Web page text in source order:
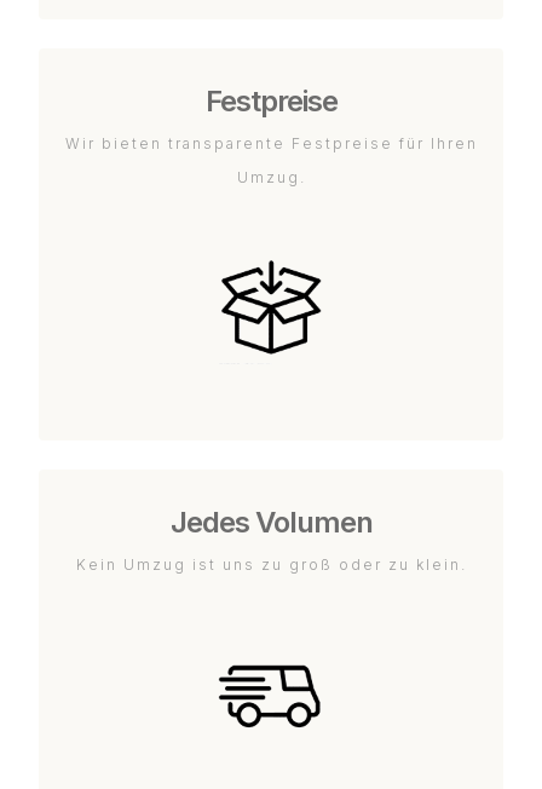
Festpreise
Wir bieten transparente Festpreise für Ihren
Umzug.
Jedes Volumen
Kein Umzug ist uns zu groß oder zu klein.